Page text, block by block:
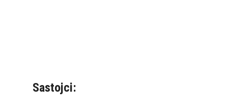
Sastojci: